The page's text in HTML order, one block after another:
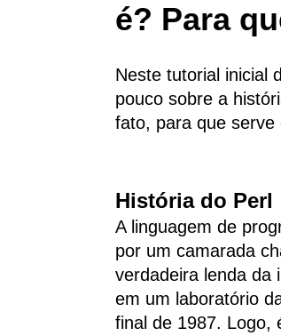
é? Para
Neste tutorial inicial
pouco sobre a
fato, para que serve
História do Perl
A linguagem de
por um camarada
verdadeira lenda da
em um laboratório
final de 1987. Logo,